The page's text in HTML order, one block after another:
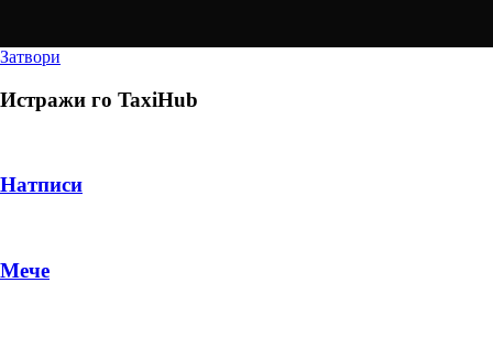
Затвори
Истражи го TaxiHub
Натписи
Мече